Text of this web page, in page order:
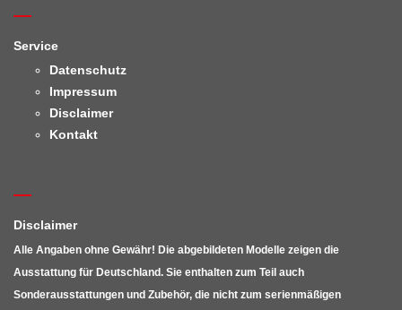
Service
Datenschutz
Impressum
Disclaimer
Kontakt
Disclaimer
Alle Angaben ohne Gewähr! Die abgebildeten Modelle zeigen die
Ausstattung für Deutschland. Sie enthalten zum Teil auch
Sonderausstattungen und Zubehör, die nicht zum serienmäßigen